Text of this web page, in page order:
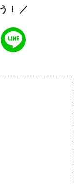
！ ／